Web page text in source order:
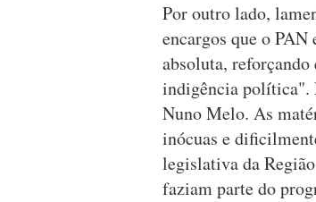
Por outro lado,
encargos que o
absoluta,
indigência política".
Nuno Melo. As
inócuas e
legislativa da
faziam parte do